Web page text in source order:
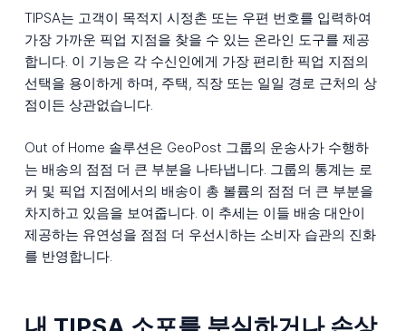
TIPSA는 고객이 목적지 시정촌 또는 우편 번호를 입력하여
가장 가까운 픽업 지점을 찾을 수 있는 온라인 도구를 제공
합니다. 이 기능은 각 수신인에게 가장 편리한 픽업 지점의
선택을 용이하게 하며, 주택, 직장 또는 일일 경로 근처의 상
점이든 상관없습니다.
Out of Home 솔루션은 GeoPost 그룹의 운송사가 수행하
는 배송의 점점 더 큰 부분을 나타냅니다. 그룹의 통계는 로
커 및 픽업 지점에서의 배송이 총 볼륨의 점점 더 큰 부분을
차지하고 있음을 보여줍니다. 이 추세는 이들 배송 대안이
제공하는 유연성을 점점 더 우선시하는 소비자 습관의 진화
를 반영합니다.